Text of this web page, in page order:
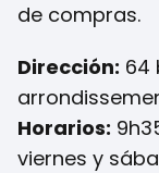
de compras.
Dirección: 64
Horarios:
viernes y